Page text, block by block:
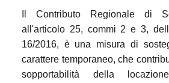
Il Contributo Regionale di
all'articolo 25, commi 2 e 3,
16/2016, è una misura di
carattere temporaneo, che
sopportabilità della